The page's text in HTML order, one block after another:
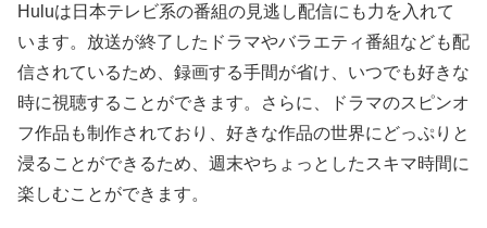
Huluは日本テレビ系の番組の見逃し配信にも力を入れて
います。放送が終了したドラマやバラエティ番組なども配
信されているため、録画する手間が省け、いつでも好きな
時に視聴することができます。さらに、ドラマのスピンオ
フ作品も制作されており、好きな作品の世界にどっぷりと
浸ることができるため、週末やちょっとしたスキマ時間に
楽しむことができます。